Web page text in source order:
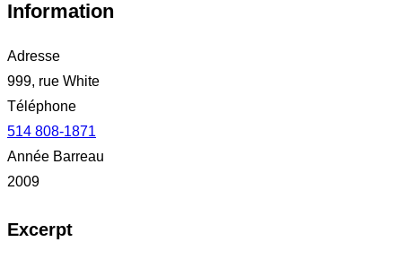
Information
Adresse
999, rue White
Téléphone
514 808-1871
Année Barreau
2009
Excerpt